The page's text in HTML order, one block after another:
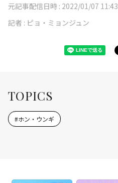
元記事配信日時 : 2022/01/07 11:43
記者 : ピョ・ミョンジュン
TOPICS
#ホン・ウンギ